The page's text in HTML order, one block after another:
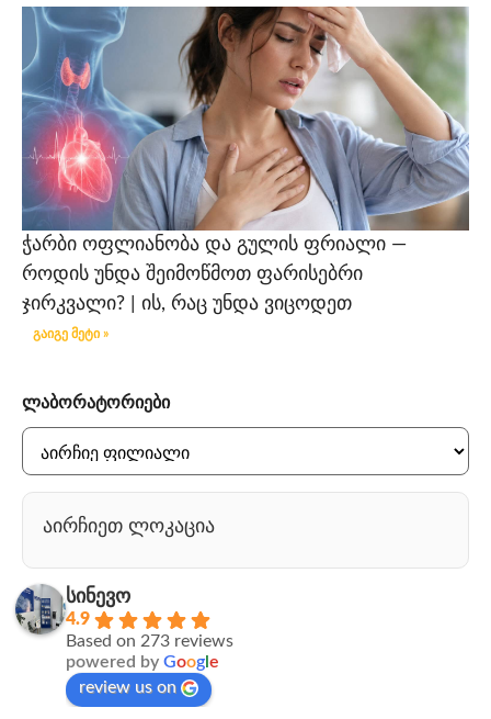
ჭარბი ოფლიანობა და გულის ფრიალი —
როდის უნდა შეიმოწმოთ ფარისებრი
ჯირკვალი? | ის, რაც უნდა ვიცოდეთ
გაიგე მეტი »
ლაბორატორიები
აირჩიეთ ლოკაცია
სინევო
4.9
Based on 273 reviews
powered by Google
review us on